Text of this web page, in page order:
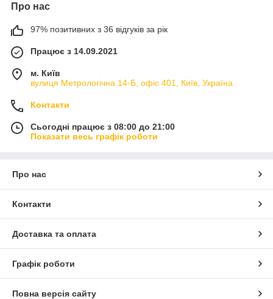
Про нас
97% позитивних з 36 відгуків за рік
Працює з 14.09.2021
м. Київ
вулиця Метрологічна 14-Б, офіс 401, Київ, Україна
Контакти
Сьогодні працює з 08:00 до 21:00
Показати весь графік роботи
Про нас
Контакти
Доставка та оплата
Графік роботи
Повна версія сайту